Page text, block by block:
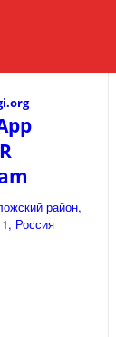
org
район,
Россия